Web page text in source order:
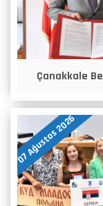
Çanakkale
07 Ağustos 2026